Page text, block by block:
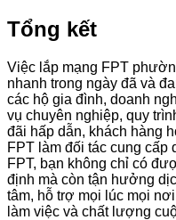
Tổng kết
Việc lắp mạng FPT
nhanh trong ngày đã và
các hộ gia đình, doanh
vụ chuyên nghiệp, quy
đãi hấp dẫn, khách hàng
FPT làm đối tác cung cấp
FPT, bạn không chỉ có
định mà còn tận hưởng
tâm, hỗ trợ mọi lúc mọi
làm việc và chất lượng